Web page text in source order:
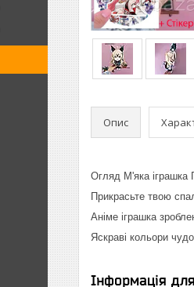
Опис
Огляд М'яка іграшка
Прикрасьте твою
Аніме іграшка
Яскраві кольори
Інформація